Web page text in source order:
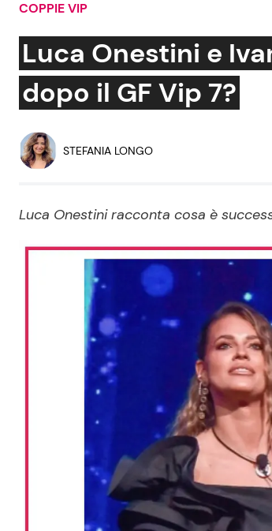
Social News
News dal mondo
COPPIE VIP
Luca Onestini e
dopo il GF Vip 7?
STEFANIA LONGO
Luca Onestini racconta cosa è